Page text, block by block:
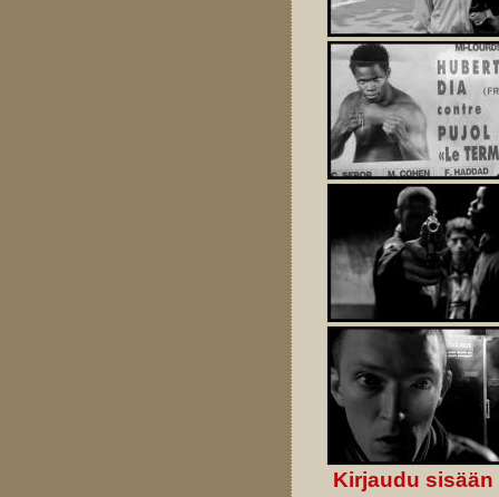
Kirjaudu sisään